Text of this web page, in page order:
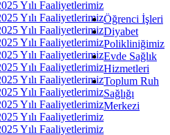
Öğrenci İşleri
Diyabet
Polikliniğimiz
Evde Sağlık
Hizmetleri
Toplum Ruh
Sağlığı
Merkezi